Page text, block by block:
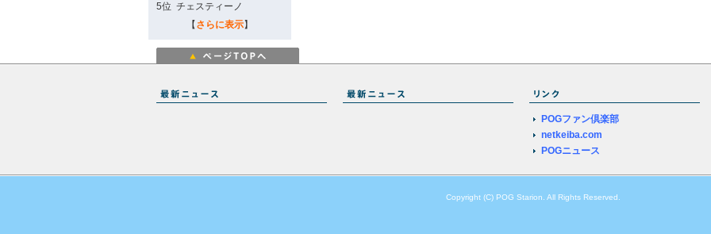
5位 チェスティーノ
【 さらに表示】
POGファン倶楽部
netkeiba.com
POGニュース
Copyright (C) POG Starion. All Rights Reserved.